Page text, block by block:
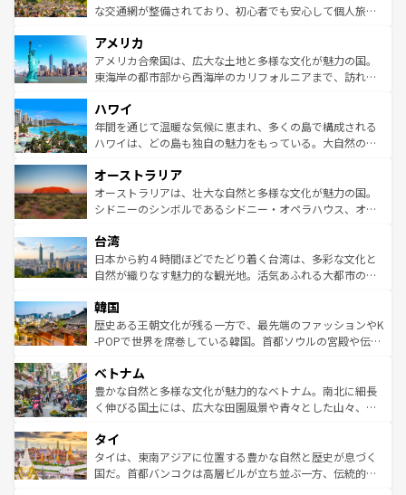
を参照してほしい。
戦など、本場だからこそできる体験も豊富。イギリスを旅
ンツ一覧を参照してほしい。
な交通網が整備されており、初心者でも安心して個人旅行
の建物がそのまま残る町や、スイスならではのユニークな
博物館もあり、アルプス観光だけでなく町歩きも満喫する
ことができる。国民の所得が高いため物価も高いが、旅行
ば市内交通費無料で観光を楽しむこともできる。 なお、新
着のスイス情報はコンテンツ一覧 を参照してほしい。
アメリカ
アメリカ合衆国は、広大な土地と多様な文化が魅力の国。
東海岸の都市部から西海岸のカリフォルニアまで、訪れる
のような巨大都市は、観光、ショッピング、エンターテイ
ンメントが詰まった刺激的なスポットだ。一方、アメリカ
西部には大自然が広がり、グランドキャニオンやイエロー
部のニューオーリンズでは、音楽と美食が融合した独特の
文化が魅力。旅行者はアメリカの各地域で異なる魅力を楽
しみながら、その多様性と豊かな歴史を感じることができ
ならではの贅沢な旅のスタイルだ。 なお、新着のアメリカ
情報はコンテンツ一覧を参照してほしい。
ハワイ
年間を通じて温暖な気候に恵まれ、多くの島で構成される
ハワイは、どの島も独自の魅力をもっている。大自然の神
ワイ島は見逃せない。また、定番の観光地といえばオアフ
島だが、静かな自然を求めるならマウイ島やカウアイ島が
おすすめ。エメラルドグリーンに輝く海をはじめ、豊かな
れるおもてなしの心で訪れる人々を迎えてくれるハワイの
人々、おいしいローカルフードやハワイアンミュージッ
ク、伝統的なフラダンスなど、すべてがハワイの魅力を彩
ワイを、存分に味わってほしい。 なお、新着のハワイ情報
はコンテンツ一覧を参照してほしい。
オーストラリア
オーストラリアは、壮大な自然と多様な文化が魅力の国。
シドニーのシンボルであるシドニー・オペラハウス、オー
リアリーフや大陸中央部にそびえるウルル（エアーズロッ
ク）、タスマニアの美しい原生林やケアンズの熱帯雨林な
ど、見どころがたくさん。また、カフェやワイン、オージ
いる。アクティビティも充実しており、サーフィンやダイ
ビング、ハイキングなど、アウトドア好きにはたまらな
い。オーストラリアの多彩な魅力を存分に味わいつくそ
参照してほしい。
台湾
日本から約４時間ほどでたどり着く台湾は、多彩な文化と
自然が織りなす魅力的な観光地。活気あふれる大都市の台
ン）、静ひつな山岳地帯である台湾東部など、都市の喧騒
と山間の静けさが共存しており、訪れる人に新しい発見と
驚きをもたらしてくれる。また、奥深い台湾の食文化も魅
容にもいいと評判のスイーツなど、バラエティ豊かな料理
が味わえる。 なお、新着の台湾情報は コンテンツ一覧を参
照してほしい。
韓国
歴史ある王朝文化が残る一方で、最先端のファッションやK
-POPで世界を席巻している韓国。首都ソウルの宮殿や伝統
き、地方に足を延ばせば四季折々の自然美を楽しむことが
できる。そして、キムチや焼肉、絶品のストリートフード
まで、さまざまな韓国料理が待っている。夜には、韓国な
リティに包まれながら、韓国の多彩な魅力を心ゆくまで味
わってみてほしい。 なお、新着の韓国情報はコンテンツ一
覧を参照してほしい。
ベトナム
豊かな自然と多様な文化が魅力的なベトナム。南北に細長
く伸びる国土には、広大な田園風景や青々とした山々、世
急速な発展と共に伝統が息づく。ハノイの古い町並みやホ
ーチミン市のフランス統治時代の建物も、独特の雰囲気を
醸し出している。また、バラエティの豊かさとおいしさで
タイ
タイは、東南アジアに位置する豊かな自然と歴史が息づく
国だ。首都バンコクは高層ビルが立ち並ぶ一方、伝統的な